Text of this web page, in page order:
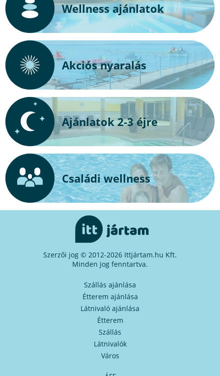
Wellness ajánlatok
Akciós nyaralás
Ajánlatok 2-3 éjre
Családi wellness
Szerzői jog © 2012-2026 Ittjártam.hu Kft.
Minden jog fenntartva.
Szállás ajánlása
Étterem ajánlása
Látnivaló ajánlása
Étterem
Szállás
Látnivalók
Város